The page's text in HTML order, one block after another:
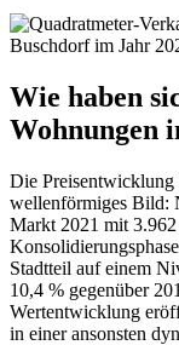
Wie haben
Wohnungen
Die
wellenförmiges Bild:
Markt 2021 mit 3.962
Stadtteil auf einem
10,4 % gegenüber
Wertentwicklung
in einer ansonsten